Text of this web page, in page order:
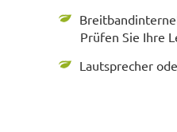
Prüfen Sie Ihre
Lautsprecher